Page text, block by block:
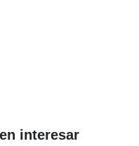
interesar